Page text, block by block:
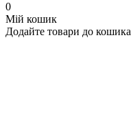
0
Мій кошик
Додайте товари до кошика